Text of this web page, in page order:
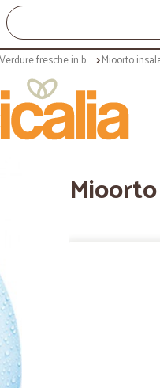
Verdure fresche in busta